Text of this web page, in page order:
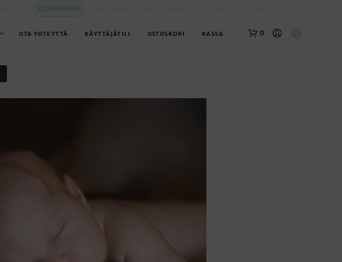
SLEYN KAUPPA
OTA YHTEYTTÄ KÄYTTÄJÄTILI OSTOSKORI KASSA 0